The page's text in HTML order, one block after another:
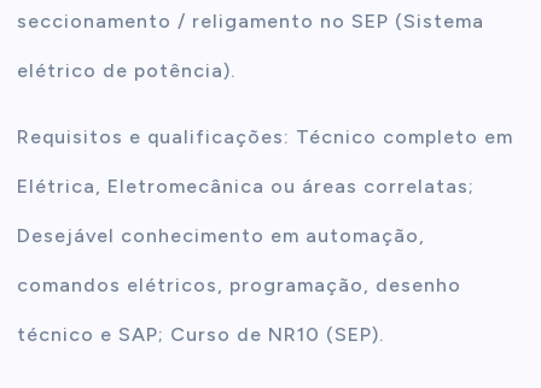
seccionamento / religamento no SEP (Sistema
elétrico de potência).
Requisitos e qualificações: Técnico completo em
Elétrica, Eletromecânica ou áreas correlatas;
Desejável conhecimento em automação,
comandos elétricos, programação, desenho
técnico e SAP; Curso de NR10 (SEP).